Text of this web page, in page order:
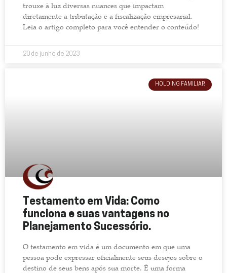
trouxe à luz diversas nuances que impactam
diretamente a tributação e a fiscalização empresarial.
Leia o artigo completo para você entender o conteúdo!
20 de junho de 2023
HOLDING FAMILIAR
Testamento em Vida: Como
funciona e suas vantagens no
Planejamento Sucessório.
O testamento em vida é um documento em que uma
pessoa pode expressar oficialmente seus desejos sobre o
destino de seus bens após sua morte. É uma forma